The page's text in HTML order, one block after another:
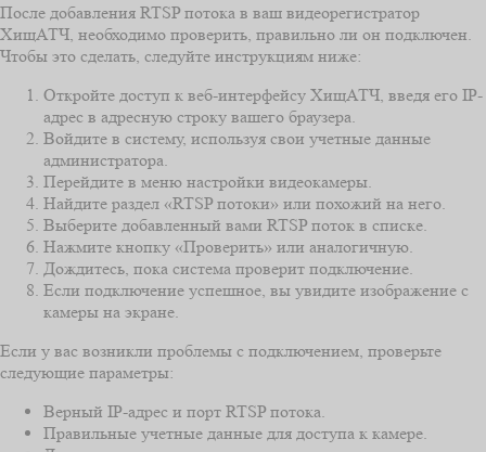
После добавления RTSP потока в ваш видеорегистратор
ХищАТЧ, необходимо проверить, правильно ли он подключен.
Чтобы это сделать, следуйте инструкциям ниже:
Откройте доступ к веб-интерфейсу ХищАТЧ, введя его IP-
адрес в адресную строку вашего браузера.
Войдите в систему, используя свои учетные данные
администратора.
Перейдите в меню настройки видеокамеры.
Найдите раздел «RTSP потоки» или похожий на него.
Выберите добавленный вами RTSP поток в списке.
Нажмите кнопку «Проверить» или аналогичную.
Дождитесь, пока система проверит подключение.
Если подключение успешное, вы увидите изображение с
камеры на экране.
Если у вас возникли проблемы с подключением, проверьте
следующие параметры:
Верный IP-адрес и порт RTSP потока.
Правильные учетные данные для доступа к камере.